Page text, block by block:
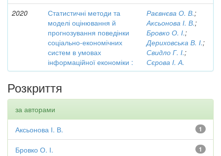
2020
Статистичні методи та
моделі оцінювання й
прогнозування поведінки
соціально-економічних
систем в умовах
інформаційної економіки :
Раєвнєва О. В.;
Аксьонова І. В.;
Бровко О. І.;
Дериховська В. І.;
Свидло Г. І.;
Сєрова І. А.
Розкриття
за авторами
1
Аксьонова І. В.
1
Бровко О. І.